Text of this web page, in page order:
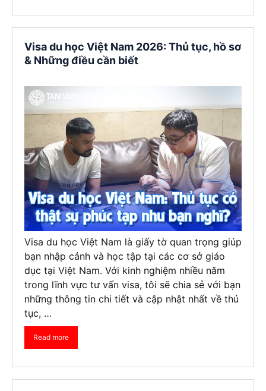
Visa du học Việt Nam 2026: Thủ tục, hồ sơ
& Những điều cần biết
Visa du học Việt Nam là giấy tờ quan trọng giúp
bạn nhập cảnh và học tập tại các cơ sở giáo
dục tại Việt Nam. Với kinh nghiệm nhiều năm
trong lĩnh vực tư vấn visa, tôi sẽ chia sẻ với bạn
những thông tin chi tiết và cập nhật nhất về thủ
tục, …
Read more